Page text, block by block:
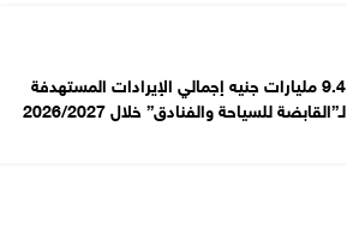
9.4 مليارات جنيه إجمالي الإيرادات المستهدفة
لـ”القابضة للسياحة والفنادق” خلال 2026/2027